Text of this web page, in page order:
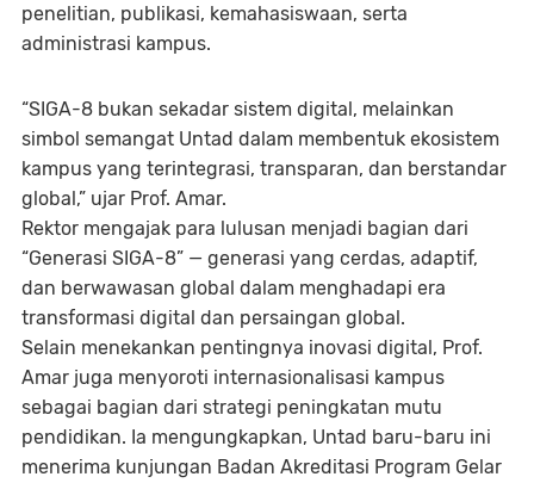
penelitian, publikasi, kemahasiswaan, serta
administrasi kampus.
“SIGA-8 bukan sekadar sistem digital, melainkan
simbol semangat Untad dalam membentuk ekosistem
kampus yang terintegrasi, transparan, dan berstandar
global,” ujar Prof. Amar.
Rektor mengajak para lulusan menjadi bagian dari
“Generasi SIGA-8” — generasi yang cerdas, adaptif,
dan berwawasan global dalam menghadapi era
transformasi digital dan persaingan global.
Selain menekankan pentingnya inovasi digital, Prof.
Amar juga menyoroti internasionalisasi kampus
sebagai bagian dari strategi peningkatan mutu
pendidikan. Ia mengungkapkan, Untad baru-baru ini
menerima kunjungan Badan Akreditasi Program Gelar